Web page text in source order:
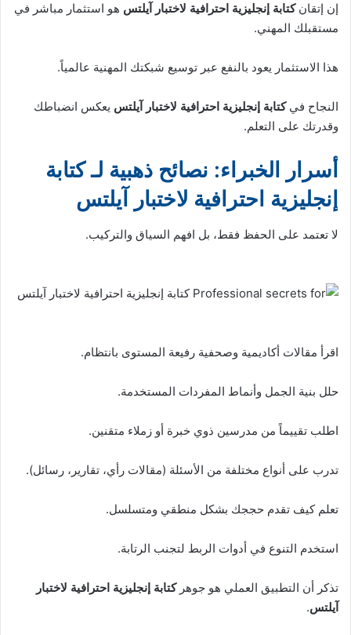
إن إتقانكتابة إنجليزية احترافية لاختبار آيلتس هو استثمار مباشر في
مستقبلك المهني.
هذا الاستثمار يعود بالنفع عبر توسيع شبكتك المهنية عالمياً.
النجاح فيكتابة إنجليزية احترافية لاختبار آيلتس يعكس انضباطك
وقدرتك على التعلم.
أسرار الخبراء: نصائح ذهبية لـ كتابة
إنجليزية احترافية لاختبار آيلتس
لا تعتمد على الحفظ فقط، بل افهم السياق والتركيب.
اقرأ مقالات أكاديمية وصحفية رفيعة المستوى بانتظام.
حلل بنية الجمل وأنماط المفردات المستخدمة.
اطلب تقييماً من مدرسين ذوي خبرة أو زملاء متقنين.
تدرب على أنواع مختلفة من الأسئلة (مقالات رأي، تقارير، رسائل).
تعلم كيف تقدم حججك بشكل منطقي ومتسلسل.
استخدم التنوع في أدوات الربط لتجنب الرتابة.
تذكر أن التطبيق العملي هو جوهركتابة إنجليزية احترافية لاختبار
آيلتس.